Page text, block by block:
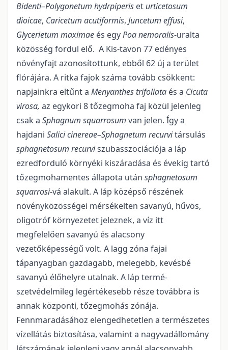
Bidenti–Polygonetum hydrpiperis et urticetosum
dioicae, Cari­cetum acutiformis, Juncetum effusi,
Glycerietum maximae és egyPoa nemoralis-uralta
közösség fordul elő. A Kis-tavon 77 edényes
növényfajt azonosítottunk, ebből 62 új a terület
flórájára. A ritka fajok száma tovább csökkent:
napjainkra eltűnt a Menyanthes trifoliata és a Cicuta
virosa, az egykori 8 tőzegmoha faj közül jelenleg
csak a Sphagnum squarrosum van jelen. Így a
hajdani Salici cinereae–Sphagnetum recurvitársu­lás
sphagneto­sum recurviszubasszociációja a láp
ezredforduló környéki kiszáradása és évekig tartó
tőzegmohamentes állapota után sphagnetosum
squarrosi-vá alakult. A láp középső részének
növénykö­zösségei mérsékelten savanyú, hűvös,
oligotróf környezetet jeleznek, a víz itt
megfelelően savanyú és alacsony
vezetőképességű volt. A lagg zóna fajai
tápanyagban gazdagabb, melegebb, kevésbé
savanyú élőhelyre utalnak. A láp termé­
szetvédelmileg legértékesebb része továbbra is
annak központi, tőzeg­mohás zónája.
Fennmaradásához elengedhetetlen a természetes
vízellátás biztosítása, valamint a nagy­vadállomány